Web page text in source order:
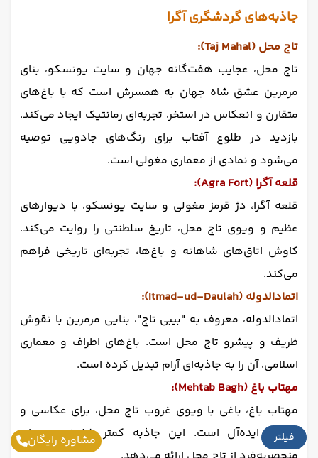
فیلتر
جاذبه‌های گردشگری آگرا
تاج محل (Taj Mahal):
تاج محل، عجایب هفت‌گانه جهان و سایت یونسکو، بنای
مرمرین عشق شاه جهان به همسرش است که با باغ‌های
متقارن و انعکاس در استخر، تجربه‌ای رمانتیک ایجاد می‌کند.
بازدید در طلوع آفتاب برای رنگ‌های جادویی توصیه
می‌شود و نمادی از معماری مغولی است.
قلعه آگرا (Agra Fort):
قلعه آگرا، دژ قرمز مغولی و سایت یونسکو، با دیوارهای
عظیم و ویوی تاج محل، تاریخ سلطنتی را روایت می‌کند.
کاوش اتاق‌های شاهانه و باغ‌ها، تجربه‌ای تاریخی فراهم
می‌کند.
اتمادالدوله (Itmad-ud-Daulah):
اتمادالدوله، معروف به "بیبی تاج"، بنایی مرمرین با نقوش
ظریف و پیشرو تاج محل است. باغ‌های اطراف و معماری
اسلامی، آن را به جاذبه‌ای آرام تبدیل کرده است.
مهتاب باغ (Mehtab Bagh):
مهتاب باغ، باغی با ویوی غروب تاج محل، برای عکاسی و
آرامش ایده‌آل است. این جاذبه کمتر شلوغ، تجربه‌ای
مشاوره رایگان